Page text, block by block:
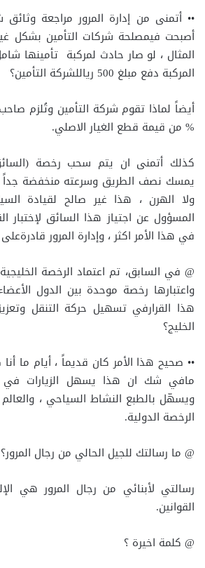
•• أتمنى من إدارة المرور مراجعة
أصبحت فيمصلحة شركات التأمين بشكل
المثال ، لو صار حادث لمركبة تأمينها
المركبة دفع مبلغ 500 رياللشركة التأمين؟
‎%‎ من قيمة قطع الغيار الاصلي.
كذلك أتمنى ان يتم سحب رخصة
يمسك نصف الطريق وسرعته منخفضة جداً
ولا الهرن ، هذا غير صالح لقيادة
المسؤول عن اجتياز هذا السائق لإختبار
في هذا الأمر اكثر ، وإدارة المرور
@ في السابق، تم اعتماد الرخصة
واعتبارها رخصة موحدة بين الدول
هذا القرارفي تسهيل حركة التنقل
الخليج؟
•• صحيح هذا الأمر كان قديماً ، أيام ما
مافي شك ان هذا يسهل الزيارات في
ويسهّل بالطبع النشاط السياحي ،
الرخصة الدولية.
@ ما رسالتك للجيل الحالي من رجال المرور؟
رسالتي لأبنائي من رجال المرور هي
القوانين.
@ كلمة اخيرة ؟